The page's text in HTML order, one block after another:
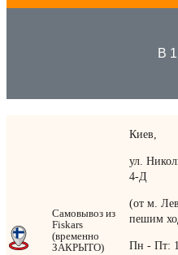
В
Самовывоз из
Fiskars
(временно
ЗАКРЫТО)
Киев,
ул.
4-Д
(от м.
пешим
Пн - Пт: